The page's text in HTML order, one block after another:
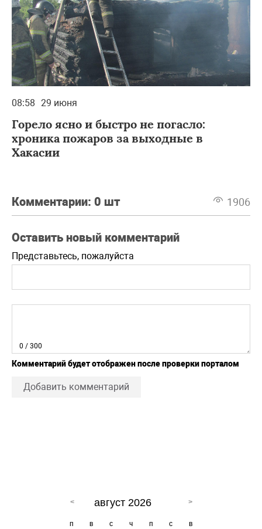
08:58 29 июня
Горело ясно и быстро не погасло:
хроника пожаров за выходные в
Хакасии
Комментарии: 0 шт 1906
Оставить новый комментарий
Представьтесь, пожалуйста
0 / 300
Комментарий будет отображен после проверки порталом
Добавить комментарий
август 2026
п в с ч п с в